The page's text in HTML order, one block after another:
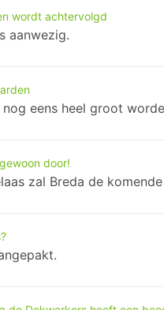
wordt achtervolgd
aanwezig.
eens heel groot
door!
zal Breda de